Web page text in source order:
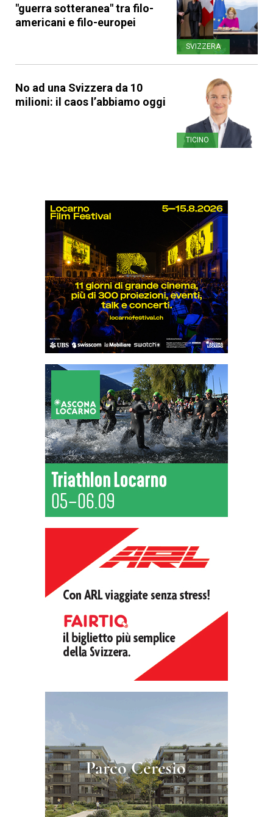
"guerra sotteranea" tra filo-
americani e filo-europei
SVIZZERA
No ad una Svizzera da 10
milioni: il caos l’abbiamo oggi
TICINO